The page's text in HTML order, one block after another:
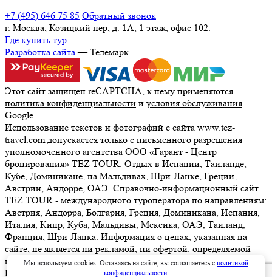
+7 (495) 646 75 85 Обратный звонок
г. Москва, Козицкий пер, д. 1А, 1 этаж, офис 102.
Где купить тур
Разработка сайта— Телемарк
Этот сайт защищен reCAPTCHA, к нему применяются
политика конфиденциальности и условия обслуживания
Google.
Использование текстов и фотографий с сайта www.tez-
travel.com допускается только с письменного разрешения
уполномоченного агентства ООО «Гарант - Центр
бронирования» TEZ TOUR. Отдых в Испании, Таиланде,
Кубе, Доминикане, на Мальдивах, Шри-Ланке, Греции,
Австрии, Андорре, ОАЭ. Справочно-информационный сайт
TEZ TOUR - международного туроператора по направлениям:
Австрия, Андорра, Болгария, Греция, Доминикана, Испания,
Италия, Кипр, Куба, Мальдивы, Мексика, ОАЭ, Таиланд,
Франция, Шри-Ланка. Информация о ценах, указанная на
сайте, не является ни рекламой, ни офертой. определяемой
положениями Статьи 437 (2) Гражданского кодекса
Российской Федерации. Для получения подробной
Мы используем cookies. Оставаясь на сайте, вы соглашаетесь с политикой
конфиденциальности.